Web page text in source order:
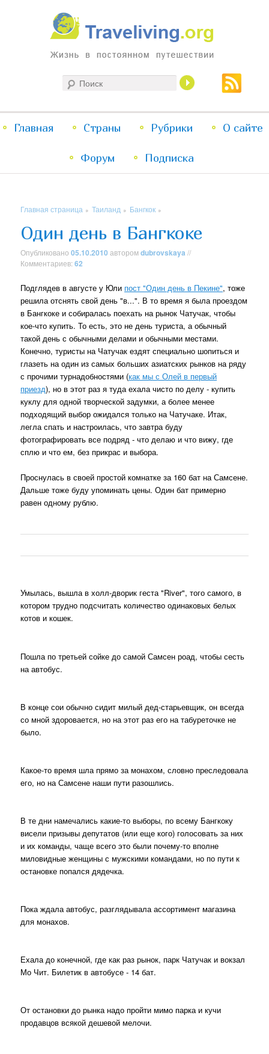
Traveliving
Жизнь в постоянном путешествии
меню
Перейти
к
Перейти
к
Главная Страны Рубрики О сайте
Форум Подписка
Главная страница »Таиланд » Бангкок »
Один день в Бангкоке
Опубликовано05.10.2010 авторомdubrovskaya //
Комментариев:62
Подглядев в августе у Юли пост "Один день в Пекине", тоже
решила отснять свой день "в...". В то время я была проездом
в Бангкоке и собиралась поехать на рынок Чатучак, чтобы
кое-что купить. То есть, это не день туриста, а обычный
такой день с обычными делами и обычными местами.
Конечно, туристы на Чатучак ездят специально шопиться и
глазеть на один из самых больших азиатских рынков на ряду
с прочими турнадобностями (как мы с Олей в первый
приезд), но в этот раз я туда ехала чисто по делу - купить
куклу для одной творческой задумки, а более менее
подходящий выбор ожидался только на Чатучаке. Итак,
легла спать и настроилась, что завтра буду
фотографировать все подряд - что делаю и что вижу, где
сплю и что ем, без прикрас и выбора.
Проснулась в своей простой комнатке за 160 бат на Самсене.
Дальше тоже буду упоминать цены. Один бат примерно
равен одному рублю.
Умылась, вышла в холл-дворик геста "River", того самого, в
котором трудно подсчитать количество одинаковых белых
котов и кошек.
Пошла по третьей сойке до самой Самсен роад, чтобы сесть
на автобус.
В конце сои обычно сидит милый дед-старьевщик, он всегда
со мной здоровается, но на этот раз его на табуреточке не
было.
Какое-то время шла прямо за монахом, словно преследовала
его, но на Самсене наши пути разошлись.
В те дни намечались какие-то выборы, по всему Бангкоку
висели призывы депутатов (или еще кого) голосовать за них
и их команды, чаще всего это были почему-то вполне
миловидные женщины с мужскими командами, но по пути к
остановке попался дядечка.
Пока ждала автобус, разглядывала ассортимент магазина
для монахов.
Ехала до конечной, где как раз рынок, парк Чатучак и вокзал
Мо Чит. Билетик в автобусе - 14 бат.
От остановки до рынка надо пройти мимо парка и кучи
продавцов всякой дешевой мелочи.